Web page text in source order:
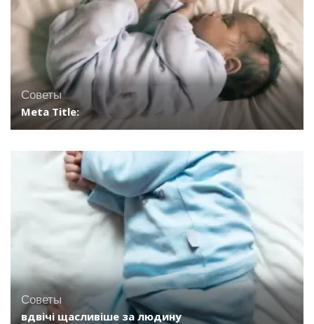
Советы
Meta Title:
Советы
вдвічі щасливіше за людину